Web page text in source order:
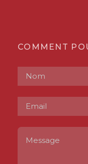
COMMENT